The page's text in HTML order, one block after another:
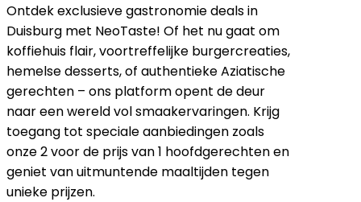
Ontdek exclusieve gastronomie deals in
Duisburg met NeoTaste! Of het nu gaat om
koffiehuis flair, voortreffelijke burgercreaties,
hemelse desserts, of authentieke Aziatische
gerechten – ons platform opent de deur
naar een wereld vol smaakervaringen. Krijg
toegang tot speciale aanbiedingen zoals
onze 2 voor de prijs van 1 hoofdgerechten en
geniet van uitmuntende maaltijden tegen
unieke prijzen.